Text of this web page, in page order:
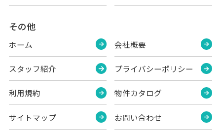
その他
ホーム
スタッフ紹介
利用規約
サイトマップ
会社概要
プライバシーポリシー
物件カタログ
お問い合わせ